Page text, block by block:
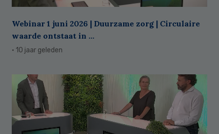
Webinar 1 juni 2026 | Duurzame zorg | Circulaire
waarde ontstaat in ...
· 10 jaar geleden